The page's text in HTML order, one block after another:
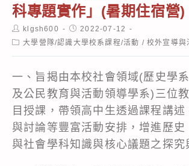
科專題實作」(暑期住宿營)
Post
author:
klgsh600
Post
published:
2022-07-12
Post大學營隊/認識大學校系課程/活動 / 校外宣導與
一、旨揭由本校社會領域(歷史學
及公民教育與活動領導學系)三位
目授課，帶領高中生透過課程講
與討論等豐富活動安排，增進歷史
與社會學科知識與核心議題之探究